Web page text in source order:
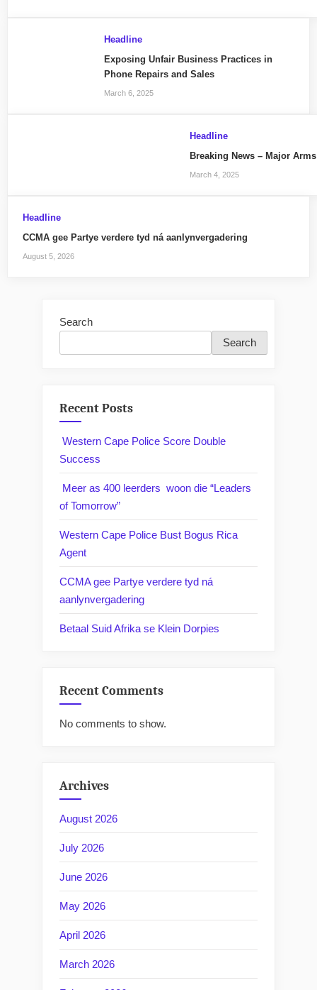
Headline
Exposing Unfair Business Practices in
Phone Repairs and Sales
March 6, 2025
Headline
Breaking News – Major
March 4, 2025
Headline
CCMA gee Partye verdere tyd ná aanlynvergadering
August 5, 2026
Search
Search
Recent Posts
Western Cape Police Score Double
Success
Meer as 400 leerders woon die “Leaders
of Tomorrow”
Western Cape Police Bust Bogus Rica
Agent
CCMA gee Partye verdere tyd ná
aanlynvergadering
Betaal Suid Afrika se Klein Dorpies
Recent Comments
No comments to show.
Archives
August 2026
July 2026
June 2026
May 2026
April 2026
March 2026